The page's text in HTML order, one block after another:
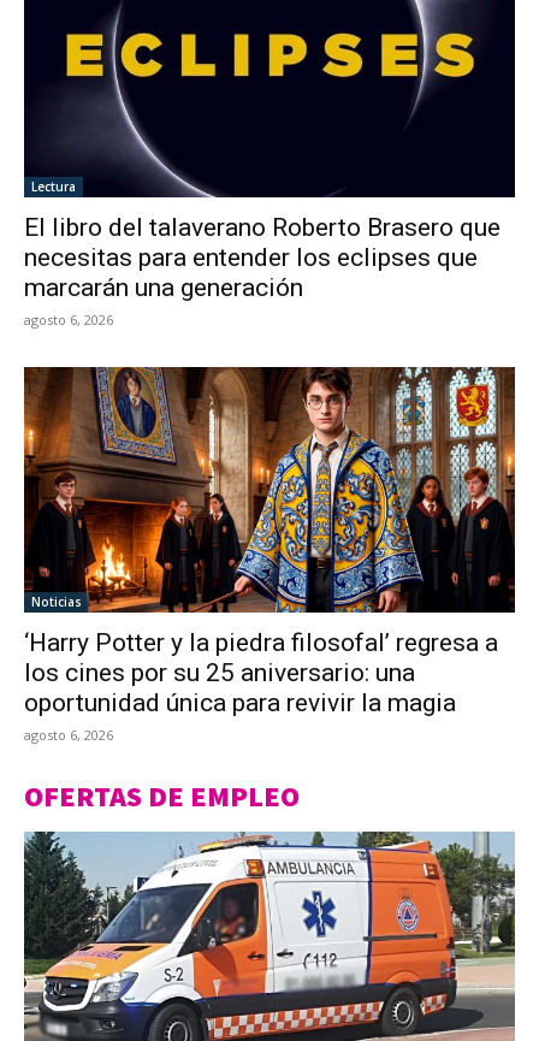
Lectura
El libro del talaverano Roberto Brasero que
necesitas para entender los eclipses que
marcarán una generación
agosto 6, 2026
Noticias
‘Harry Potter y la piedra filosofal’ regresa a
los cines por su 25 aniversario: una
oportunidad única para revivir la magia
agosto 6, 2026
OFERTAS DE EMPLEO